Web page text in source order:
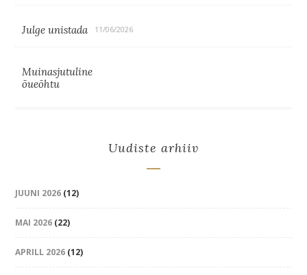
Julge unistada 11/06/2026
Muinasjutuline
õueõhtu
Uudiste arhiiv
JUUNI 2026 (12)
MAI 2026 (22)
APRILL 2026 (12)